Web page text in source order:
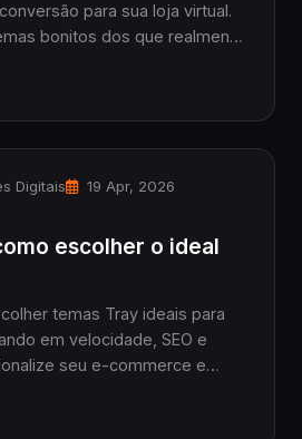
para sua loja virtual.
bonitos dos que realmente
Digitais
19 Apr, 2026
escolher o ideal
temas Tray ideais para
em velocidade, SEO e
seu e-commerce e